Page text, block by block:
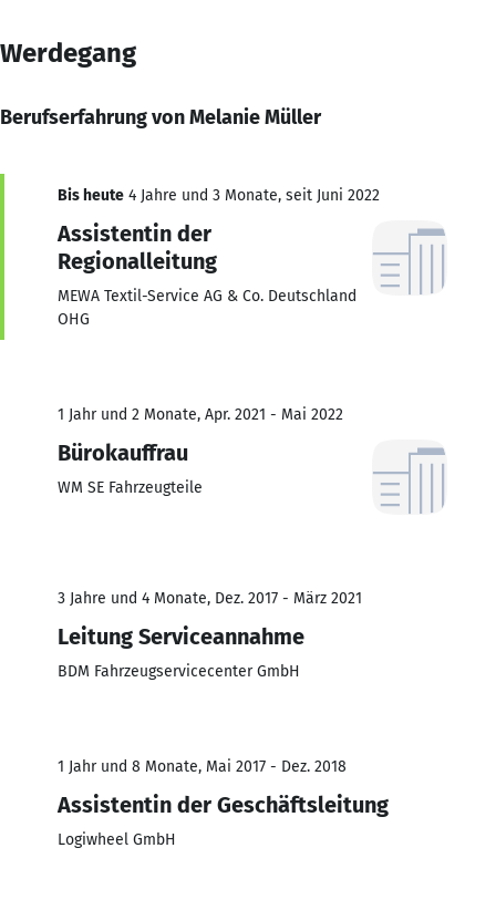
Werdegang
Berufserfahrung von Melanie Müller
Bis heute 4 Jahre und 3 Monate, seit Juni 2022
Assistentin der
Regionalleitung
MEWA Textil-Service AG & Co. Deutschland
OHG
1 Jahr und 2 Monate, Apr. 2021 - Mai 2022
Bürokauffrau
WM SE Fahrzeugteile
3 Jahre und 4 Monate, Dez. 2017 - März 2021
Leitung Serviceannahme
BDM Fahrzeugservicecenter GmbH
1 Jahr und 8 Monate, Mai 2017 - Dez. 2018
Assistentin der Geschäftsleitung
Logiwheel GmbH